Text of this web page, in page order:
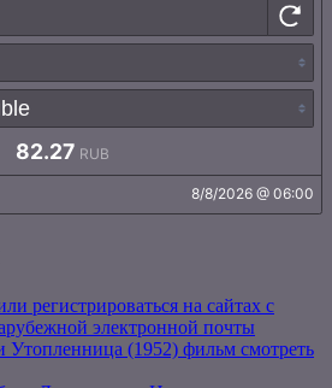
регистрироваться на сайтах с
электронной почты
Утопленница (1952) фильм смотреть